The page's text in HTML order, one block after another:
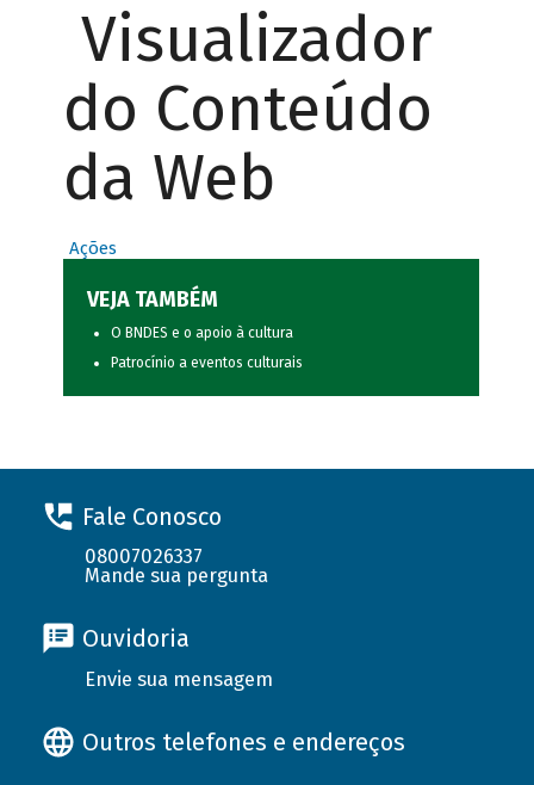
Visualizador
do Conteúdo
da Web
Ações
VEJA TAMBÉM
O BNDES e o apoio à cultura
Patrocínio a eventos culturais
Fale Conosco
08007026337
Mande sua pergunta
Ouvidoria
Envie sua mensagem
Outros telefones e endereços